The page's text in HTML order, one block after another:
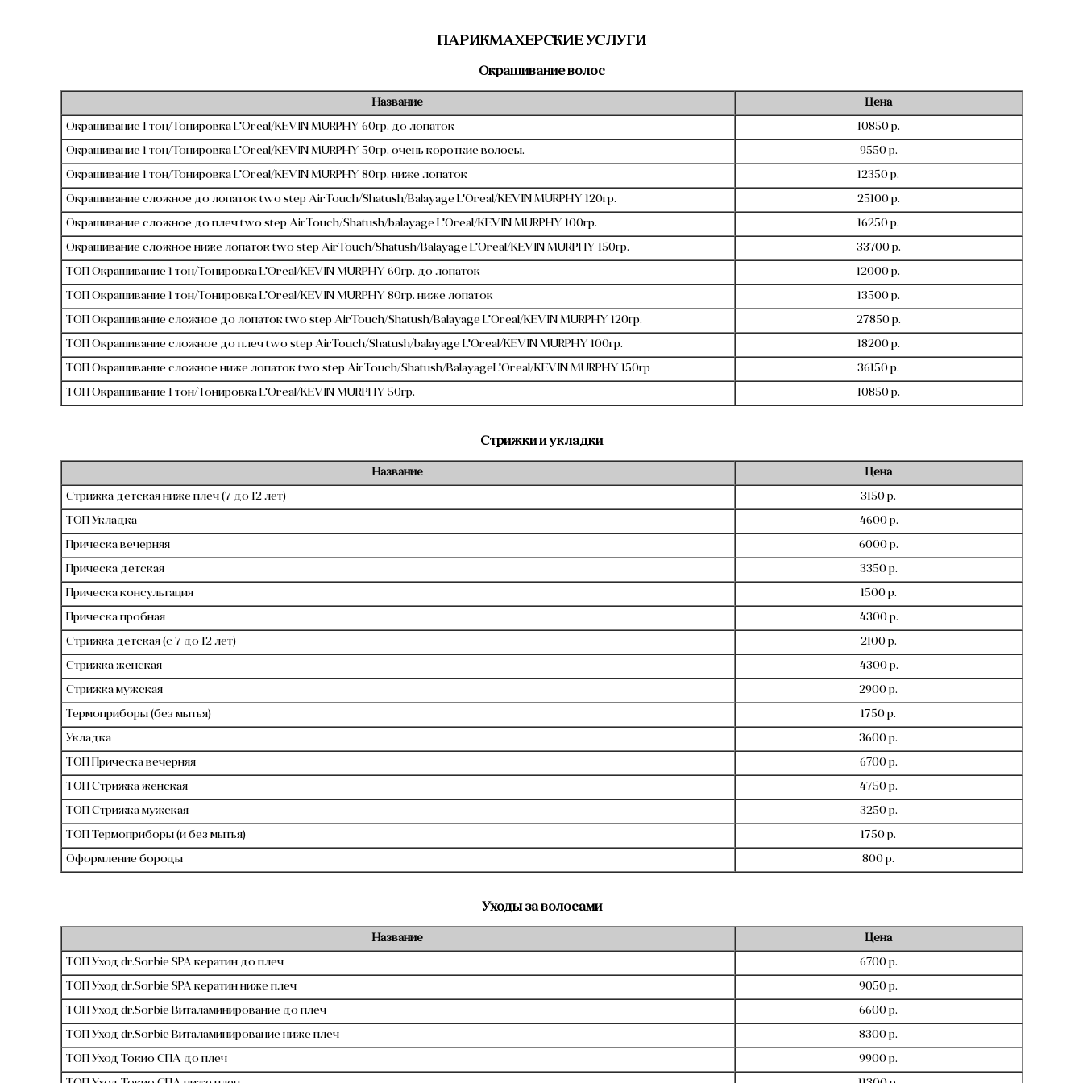
ПАРИКМАХЕРСКИЕ УСЛУГИ
Окрашивание волос
Название
Цена
Окрашивание 1 тон/Тонировка L'Oreal/KEVIN MURPHY 60гр. до лопаток
10850 р.
Окрашивание 1 тон/Тонировка L'Oreal/KEVIN MURPHY 50гр. очень короткие волосы.
9550 р.
Окрашивание 1 тон/Тонировка L'Oreal/KEVIN MURPHY 80гр. ниже лопаток
12350 р.
Окрашивание сложное до лопаток two step AirTouch/Shatush/Balayage L'Oreal/KEVIN MURPHY 120гр.
25100 р.
Окрашивание сложное до плеч two step AirTouch/Shatush/balayage L'Oreal/KEVIN MURPHY 100гр.
16250 р.
Окрашивание сложное ниже лопаток two step AirTouch/Shatush/Balayage L'Oreal/KEVIN MURPHY 150гр.
33700 р.
ТОП Окрашивание 1 тон/Тонировка L'Oreal/KEVIN MURPHY 60гр. до лопаток
12000 р.
ТОП Окрашивание 1 тон/Тонировка L'Oreal/KEVIN MURPHY 80гр. ниже лопаток
13500 р.
ТОП Окрашивание сложное до лопаток two step AirTouch/Shatush/Balayage L'Oreal/KEVIN MURPHY 120гр.
27850 р.
ТОП Окрашивание сложное до плеч two step AirTouch/Shatush/balayage L'Oreal/KEVIN MURPHY 100гр.
18200 р.
ТОП Окрашивание сложное ниже лопаток two step AirTouch/Shatush/BalayageL'Oreal/KEVIN MURPHY 150гр
36150 р.
ТОП Окрашивание 1 тон/Тонировка L'Oreal/KEVIN MURPHY 50гр.
10850 р.
Стрижки и укладки
Название
Цена
Стрижка детская ниже плеч (7 до 12 лет)
3150 р.
ТОП Укладка
4600 р.
Прическа вечерняя
6000 р.
Прическа детская
3350 р.
Прическа консультация
1500 р.
Прическа пробная
4300 р.
Стрижка детская (с 7 до 12 лет)
2100 р.
Стрижка женская
4300 р.
Стрижка мужская
2900 р.
Термоприборы (без мытья)
1750 р.
Укладка
3600 р.
ТОП Прическа вечерняя
6700 р.
ТОП Стрижка женская
4750 р.
ТОП Стрижка мужская
3250 р.
ТОП Термоприборы (и без мытья)
1750 р.
Оформление бороды
800 р.
Уходы за волосами
Название
Цена
ТОП Уход dr.Sorbie SPA кератин до плеч
6700 р.
ТОП Уход dr.Sorbie SPA кератин ниже плеч
9050 р.
ТОП Уход dr.Sorbie Виталаминирование до плеч
6600 р.
ТОП Уход dr.Sorbie Виталаминирование ниже плеч
8300 р.
ТОП Уход Токио СПА до плеч
9900 р.